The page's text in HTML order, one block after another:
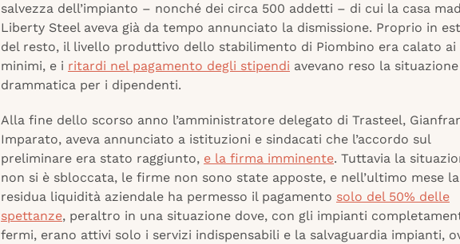
salvezza dell’impianto – nonché dei circa 500 addetti – di cui la casa
Liberty Steel aveva già da tempo annunciato la dismissione. Proprio in
del resto, il livello produttivo dello stabilimento di Piombino era calato ai
minimi, e i ritardi nel pagamento degli stipendi avevano reso la situazione
drammatica per i dipendenti.
Alla fine dello scorso anno l’amministratore delegato di Trasteel,
Imparato, aveva annunciato a istituzioni e sindacati che l’accordo sul
preliminare era stato raggiunto, e la firma imminente. Tuttavia la
non si è sbloccata, le firme non sono state apposte, e nell’ultimo mese la
residua liquidità aziendale ha permesso il pagamento solo del 50% delle
spettanze, peraltro in una situazione dove, con gli impianti
fermi, erano attivi solo i servizi indispensabili e la salvaguardia impianti,